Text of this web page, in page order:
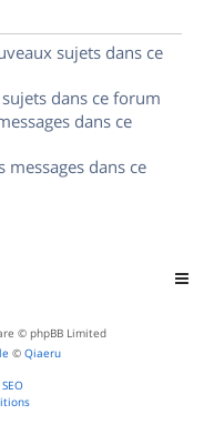
sujets dans ce
dans ce forum
dans ce
messages dans ce
© phpBB Limited
© Qiaeru